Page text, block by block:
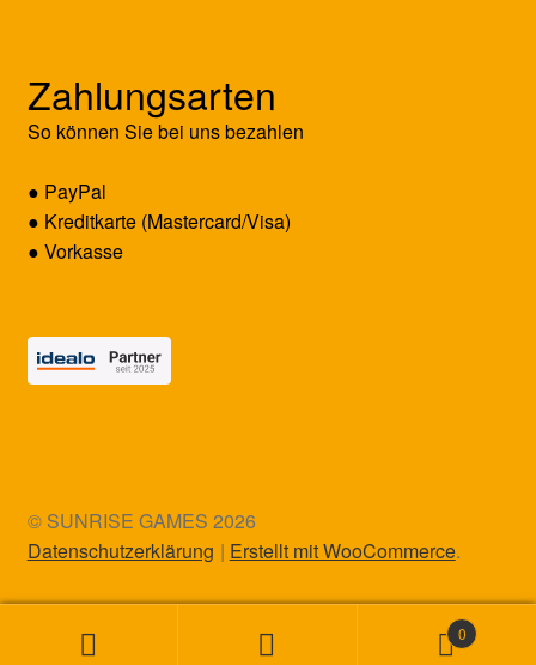
Zahlungsarten
So können Sie bei uns bezahlen
● PayPal
● Kreditkarte (Mastercard/Visa)
● Vorkasse
© SUNRISE GAMES 2026
Datenschutzerklärung
Erstellt mit WooCommerce.
0